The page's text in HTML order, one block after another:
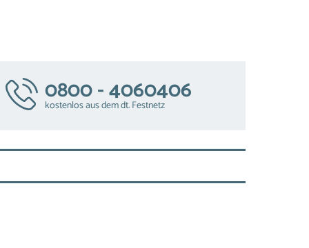
0800 - 4060406
kostenlos aus dem dt. Festnetz